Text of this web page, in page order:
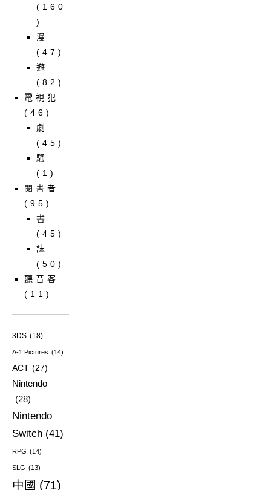
(160
)
漫
(47)
遊
(82)
電視犯
(46)
劇
(45)
騷
(1)
閱書者
(95)
書
(45)
誌
(50)
聽音客
(11)
3DS (18)
A-1 Pictures (14)
ACT (27)
Nintendo
(28)
Nintendo
Switch (41)
RPG (14)
SLG (13)
中國 (71)